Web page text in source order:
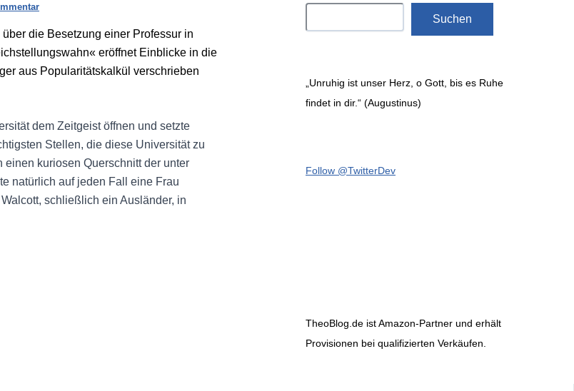
die Besetzung einer Professur in
eröffnet Einblicke in die
aus Popularitätskalkül verschrieben
dem Zeitgeist öffnen und setzte
Stellen, die diese Universität zu
kuriosen Querschnitt der unter
natürlich auf jeden Fall eine Frau
schließlich ein Ausländer, in
Suchen
„Unruhig ist unser Herz, o Gott, bis es Ruhe
findet in dir.“ (Augustinus)
Follow @TwitterDev
TheoBlog.de ist Amazon-Partner und erhält
Provisionen bei qualifizierten Verkäufen.